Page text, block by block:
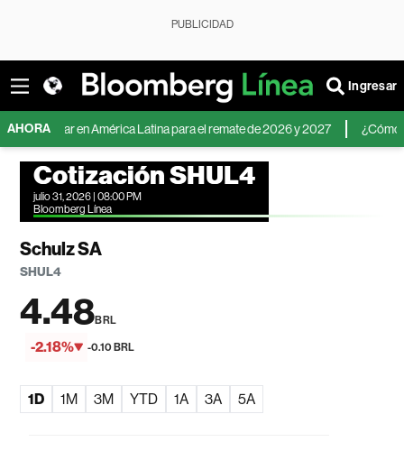
PUBLICIDAD
Ingresar
AHORAen América Latina para el remate de 2026 y 2027 ¿Cómo invertir
Cotización SHUL4
julio 31, 2026 | 08:00 PM
Bloomberg Línea
Schulz SA
SHUL4
4.48BRL
-2.18% -0.10 BRL
1D 1M 3M YTD 1A 3A 5A